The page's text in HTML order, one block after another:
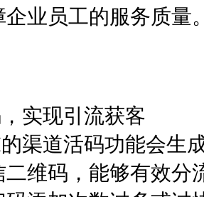
业员工的服务质量
实现引流获客
渠道活码功能会生
二维码，能够有效分